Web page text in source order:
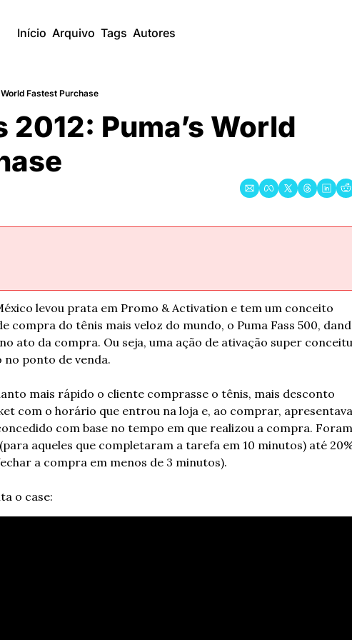
Início Arquivo Tags Autores
Fastest Purchase
2012: Puma’s World
levou prata em Promo & Activation e tem um conceito
compra do tênis mais veloz do mundo, o Puma Fass 500,
ato da compra. Ou seja, uma ação de ativação super
no ponto de venda.
mais rápido o cliente comprasse o tênis, mais desconto
com o horário que entrou na loja e, ao comprar,
com base no tempo em que realizou a compra. Foram
aqueles que completaram a tarefa em 10 minutos) até
a compra em menos de 3 minutos).
o case: